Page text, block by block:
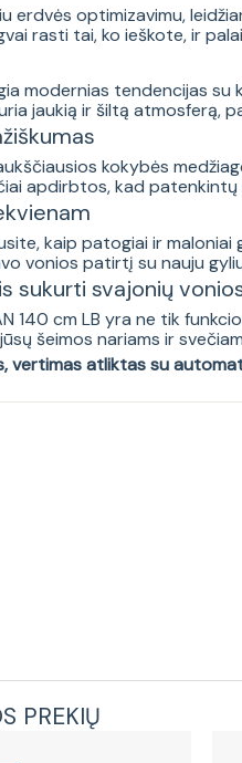
erdvės optimizavimu,
rasti tai, ko ieškote, ir
modernias tendencijas
jaukią ir šiltą atmosferą,
kokybės
apdirbtos, kad
kaip patogiai ir
vonios patirtį su nauju
sukurti svajonių
140 cm LB yra ne tik
šeimos nariams ir
vertimas atliktas su
PREKIŲ